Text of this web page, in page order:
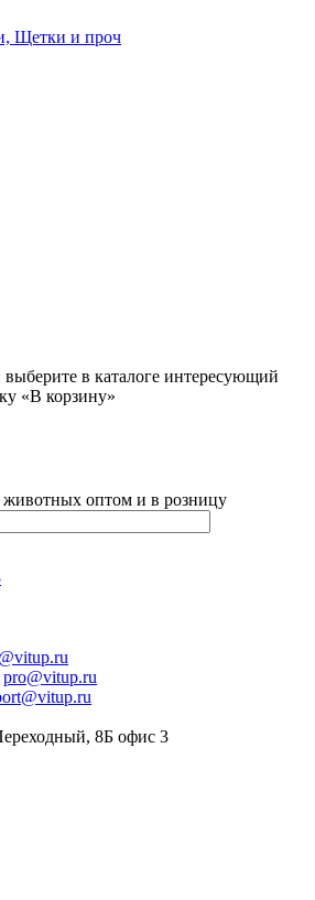
Щетки и проч
выберите в каталоге интересующий
«В корзину»
оптом и в розницу
pro@vitup.ru
8Б офис 3